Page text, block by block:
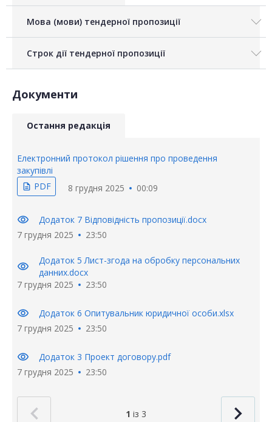
Мова (мови) тендерної пропозиції
Строк дії тендерної пропозиції
Документи
Остання редакція
Електронний протокол рішення про проведення
закупівлі
description PDF 8 грудня 2025 00:09
visibility
Додаток 7 Відповідність пропозиції.docx
7 грудня 2025
23:50
visibility
Додаток 5 Лист-згода на обробку персональних
данних.docx
7 грудня 2025
23:50
visibility
Додаток 6 Опитувальник юридичної особи.xlsx
7 грудня 2025
23:50
visibility
Додаток 3 Проект договору.pdf
7 грудня 2025
23:50
1 із 3